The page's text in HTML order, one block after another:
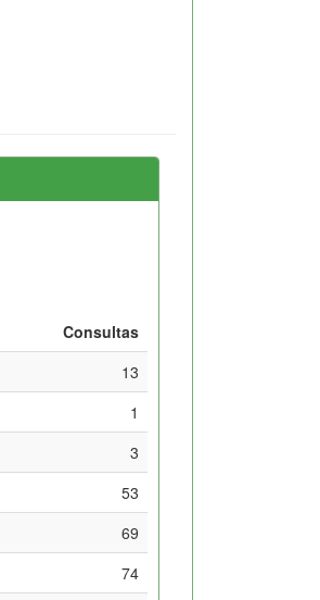
Consultas
13
1
3
53
69
74